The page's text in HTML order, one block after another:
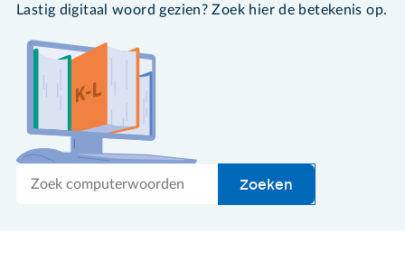
Lastig digitaal woord gezien? Zoek hier de betekenis op.
Zoek
Zoeken